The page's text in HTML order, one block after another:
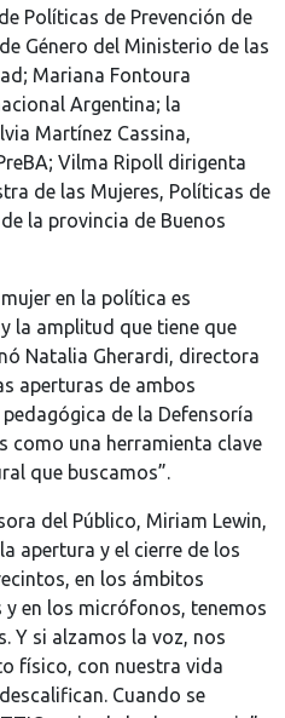
Políticas de Prevención de
Género del Ministerio de las
Mariana Fontoura
Argentina; la
Martínez Cassina,
Vilma Ripoll dirigenta
de las Mujeres, Políticas de
la provincia de Buenos
en la política es
la amplitud que tiene que
Natalia Gherardi, directora
aperturas de ambos
de la Defensoría
como una herramienta clave
que buscamos”.
del Público, Miriam Lewin,
apertura y el cierre de los
en los ámbitos
en los micrófonos, tenemos
Y si alzamos la voz, nos
físico, con nuestra vida
Cuando se